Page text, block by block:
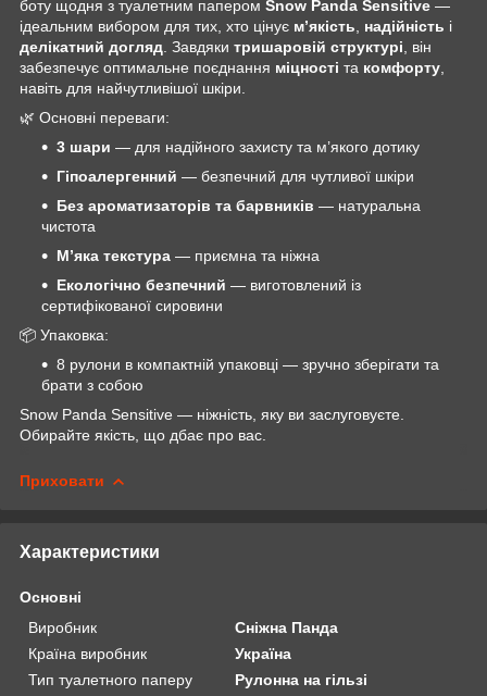
боту щодня з туалетним папером Snow Panda Sensitive —
ідеальним вибором для тих, хто цінує м’якість надійність і
делікатний догляд . Завдяки тришаровій структурі , він
забезпечує оптимальне поєднання міцності та комфорту
навіть для найчутливішої шкіри.
🌿 Основні переваги:
3 шари — для надійного захисту та м’якого дотику
Гіпоалергенний — безпечний для чутливої шкіри
Без ароматизаторів та барвників — натуральна
чистота
М’яка текстура — приємна та ніжна
Екологічно безпечний — виготовлений із
сертифікованої сировини
📦 Упаковка:
8 рулони в компактній упаковці — зручно зберігати та
брати з собою
Snow Panda Sensitive — ніжність, яку ви заслуговуєте.
Обирайте якість, що дбає про вас.
Приховати
Характеристики
Основні
Виробник
Сніжна Панда
Країна виробник
Україна
Тип туалетного паперу
Рулонна на гільзі